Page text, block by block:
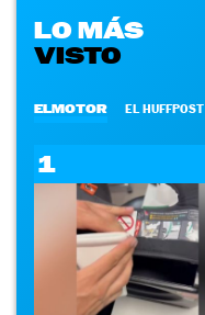
LO MÁS
VISTO
ELMOTOR EL HUFFPOST
1